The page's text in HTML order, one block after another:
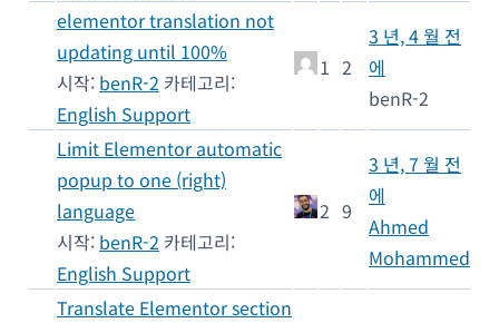
elementor translation not
updating until 100%
시작: benR-2 카테고리:
English Support
1 2
3 년, 4 월 전
에
benR-2
Limit Elementor automatic
popup to one (right)
language
시작: benR-2 카테고리:
English Support
2 9
3 년, 7 월 전
에
Ahmed
Mohammed
Translate Elementor section